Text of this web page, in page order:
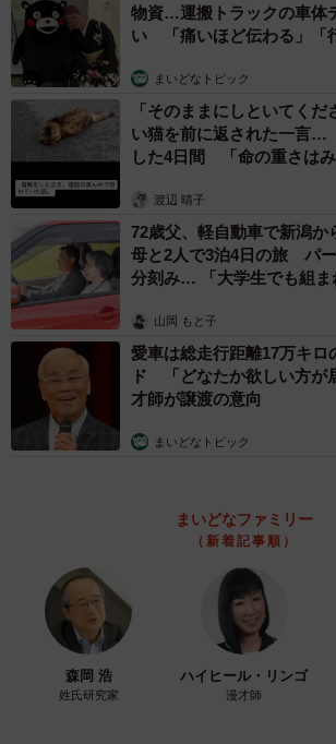
ナツ（左）との貴重なツーショット。黒猫同士、
ん提供）
ナツは私が寝ていると必ず私の左腕を枕
きな子でした。23年に15歳で亡くなりま
なくなると、今度はカギが同じ場所で腕
り、ナツのいない空間を埋めてくれるよ
す。
物資…運搬トラックの車体
い 「痛いほど伝わる」「
まいどなトピック
「そのままにしといてく
い猫を前に返された一言…
した4日間 「命の重さは
渡辺 晴子
72歳父、軽自動車で新潟
母と2人で3泊4日の旅 パ
分刻み… 「大学生でも組ま
山岡 もと子
愛車は総走行距離17万キロ
ド 「どなたか欲しい方
才師が譲渡の意向
まいどなトピック
まいどなファミリー
（新着記事順）
森岡 浩
姓氏研究家
ハイヒール・リンゴ
漫才師